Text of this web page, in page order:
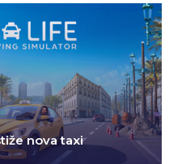
nova taxi